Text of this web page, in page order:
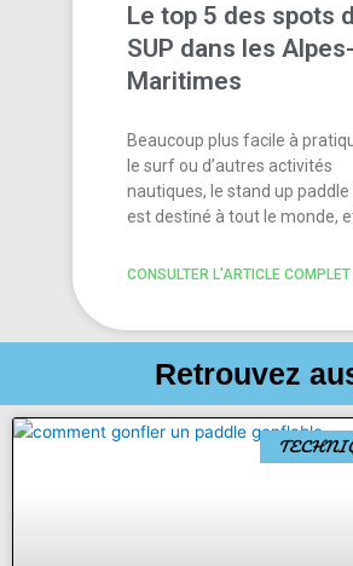
Le top 5 des spots
SUP dans les Alpes-
Maritimes
Beaucoup plus facile à
le surf ou d’autres activités
nautiques, le stand up paddle
est destiné à tout le monde,
CONSULTER L'ARTICLE COMPLET
Retrouvez
P P
P
P
a
P
a